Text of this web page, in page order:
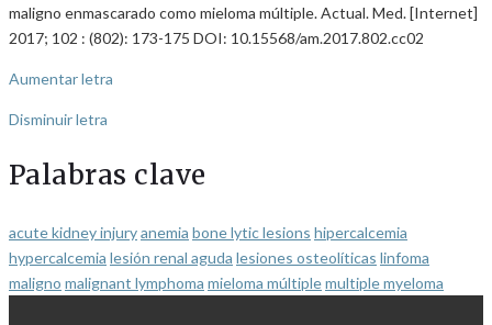
maligno enmascarado como mieloma múltiple. Actual. Med. [Internet]
2017; 102 : (802): 173-175 DOI: 10.15568/am.2017.802.cc02
Aumentar letra
Disminuir letra
Palabras clave
acute kidney injuryanemia bone lytic lesions hipercalcemia
hypercalcemia lesión renal aguda lesiones osteolíticas linfoma
maligno malignant lymphoma mieloma múltiplemultiple myeloma